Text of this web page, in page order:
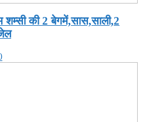
शम्सी की 2 बेगमें,सास,साली,2